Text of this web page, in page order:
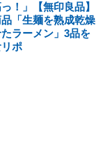
！」【無印良品】
「生麺を熟成乾燥
たラーメン」3品を
ポ